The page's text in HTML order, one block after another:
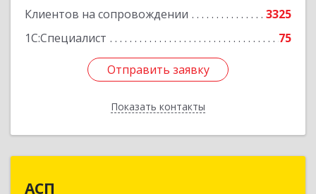
Клиентов на сопровождении
3325
1С:Специалист
75
Отправить заявку
Показать контакты
Отправить заявку
Назад
АСП